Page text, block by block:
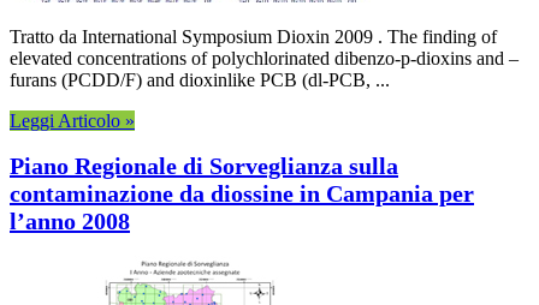
Tratto da International Symposium Dioxin 2009 . The finding of
elevated concentrations of polychlorinated dibenzo-p-dioxins and –
furans (PCDD/F) and dioxinlike PCB (dl-PCB, ...
Leggi Articolo »
Piano Regionale di Sorveglianza sulla
contaminazione da diossine in Campania per
l’anno 2008